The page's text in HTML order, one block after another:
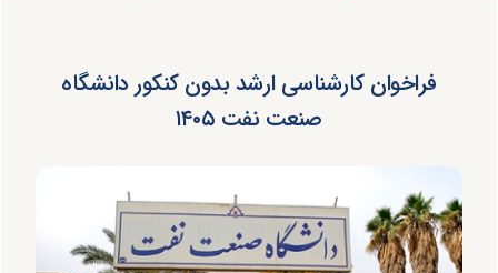
فراخوان کارشناسی ارشد بدون کنکور دانشگاه
صنعت نفت ۱۴۰۵